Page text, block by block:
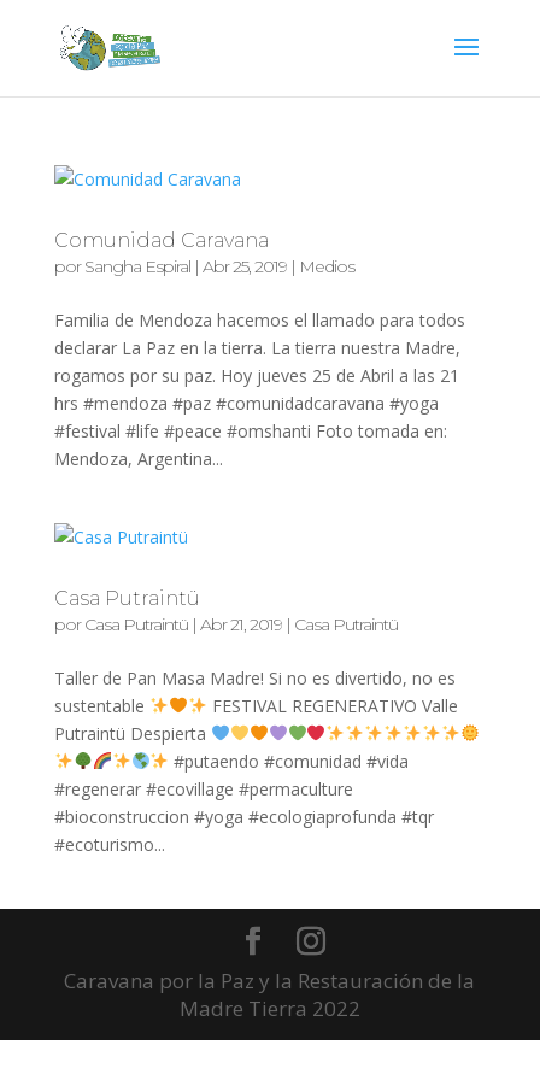
Comunidad Caravana
porSangha Espiral| Abr 25, 2019| Medios
Familia de Mendoza hacemos el llamado para todos
declarar La Paz en la tierra. La tierra nuestra Madre,
rogamos por su paz. Hoy jueves 25 de Abril a las 21
hrs #mendoza #paz #comunidadcaravana #yoga
#festival #life #peace #omshanti Foto tomada en:
Mendoza, Argentina...
Casa Putraintü
porCasa Putraintü| Abr 21, 2019| Casa Putraintü
Taller de Pan Masa Madre! Si no es divertido, no es
sustentable
FESTIVAL REGENERATIVO Valle
Putraintü Despierta
#putaendo #comunidad #vida
#regenerar #ecovillage #permaculture
#bioconstruccion #yoga #ecologiaprofunda #tqr
#ecoturismo...
Caravana por la Paz y la Restauración de la
Madre Tierra 2022